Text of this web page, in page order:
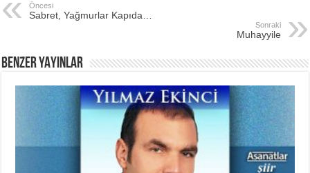
Öncesi
Sabret, Yağmurlar Kapıda…
Sonraki
Muhayyile
BENZER YAYINLAR